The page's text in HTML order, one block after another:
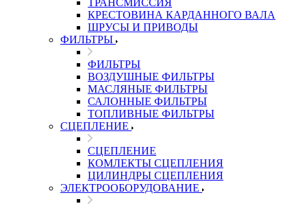
ТРАНСМИССИЯ
КРЕСТОВИНА КАРДАННОГО ВАЛА
ШРУСЫ И ПРИВОДЫ
ФИЛЬТРЫ
ФИЛЬТРЫ
ВОЗДУШНЫЕ ФИЛЬТРЫ
МАСЛЯНЫЕ ФИЛЬТРЫ
САЛОННЫЕ ФИЛЬТРЫ
ТОПЛИВНЫЕ ФИЛЬТРЫ
СЦЕПЛЕНИЕ
СЦЕПЛЕНИЕ
КОМЛЕКТЫ СЦЕПЛЕНИЯ
ЦИЛИНДРЫ СЦЕПЛЕНИЯ
ЭЛЕКТРООБОРУДОВАНИЕ